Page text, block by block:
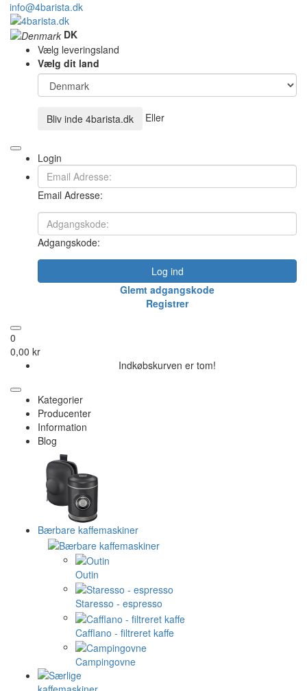
info@4barista.dk
DK
Vælg leveringsland
Vælg dit land
Bliv inde 4barista.dk Eller
Login
Email Adresse:
Adgangskode:
Log ind
Glemt adgangskode
Registrer
0
0,00 kr
Indkøbskurven er tom!
Kategorier
Producenter
Information
Blog
Bærbare kaffemaskiner
Outin
Staresso - espresso
Cafflano - filtreret kaffe
Campingovne